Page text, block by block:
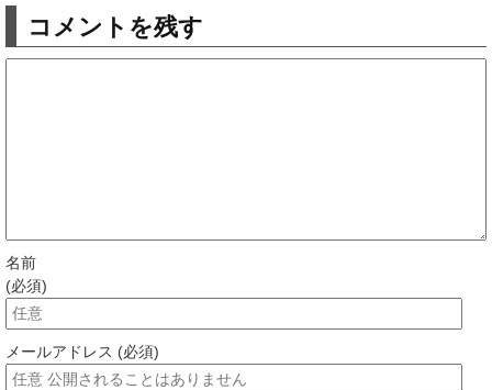
コメントを残す
名前
(必須)
メールアドレス (必須)